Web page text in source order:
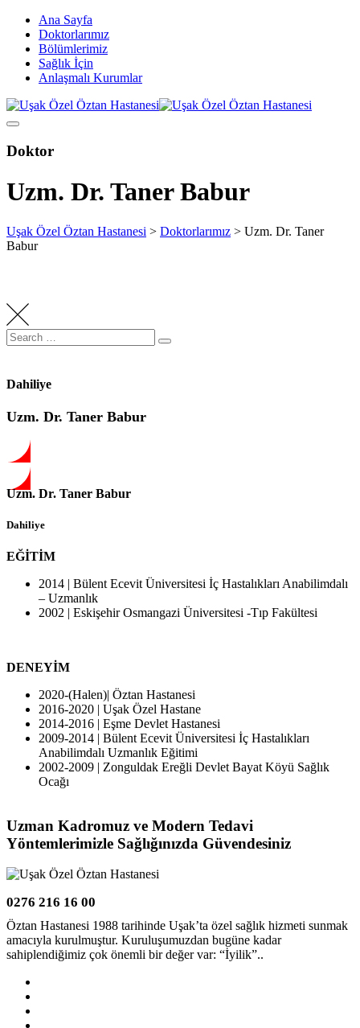
contentAna Sayfa
Doktorlarımız
Bölümlerimiz
Sağlık İçin
Anlaşmalı Kurumlar
Doktor
Uzm. Dr. Taner Babur
Uşak Özel Öztan Hastanesi > Doktorlarımız > Uzm. Dr. Taner
Babur
Dahiliye
Uzm. Dr. Taner Babur
Uzm. Dr. Taner Babur
Dahiliye
EĞİTİM
2014 | Bülent Ecevit Üniversitesi İç Hastalıkları Anabilimdalı
– Uzmanlık
2002 | Eskişehir Osmangazi Üniversitesi -Tıp Fakültesi
DENEYİM
2020-(Halen)| Öztan Hastanesi
2016-2020 | Uşak Özel Hastane
2014-2016 | Eşme Devlet Hastanesi
2009-2014 | Bülent Ecevit Üniversitesi İç Hastalıkları
Anabilimdalı Uzmanlık Eğitimi
2002-2009 | Zonguldak Ereğli Devlet Bayat Köyü Sağlık
Ocağı
Uzman Kadromuz ve Modern Tedavi
Yöntemlerimizle Sağlığınızda Güvendesiniz
0276 216 16 00
Öztan Hastanesi 1988 tarihinde Uşak’ta özel sağlık hizmeti sunmak
amacıyla kurulmuştur. Kuruluşumuzdan bugüne kadar
sahiplendiğimiz çok önemli bir değer var: “İyilik”..